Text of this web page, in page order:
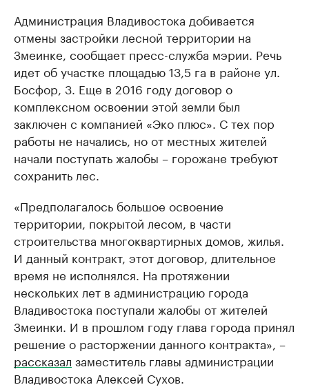
Администрация Владивостока добивается
отмены застройки лесной территории на
Змеинке, сообщает пресс-служба мэрии. Речь
идет об участке площадью 13,5 га в районе ул.
Босфор, 3. Еще в 2016 году договор о
комплексном освоении этой земли был
заключен с компанией «Эко плюс». С тех пор
работы не начались, но от местных жителей
начали поступать жалобы – горожане требуют
сохранить лес.
«Предполагалось большое освоение
территории, покрытой лесом, в части
строительства многоквартирных домов, жилья.
И данный контракт, этот договор, длительное
время не исполнялся. На протяжении
нескольких лет в администрацию города
Владивостока поступали жалобы от жителей
Змеинки. И в прошлом году глава города принял
решение о расторжении данного контракта», –
рассказал заместитель главы администрации
Владивостока Алексей Сухов.